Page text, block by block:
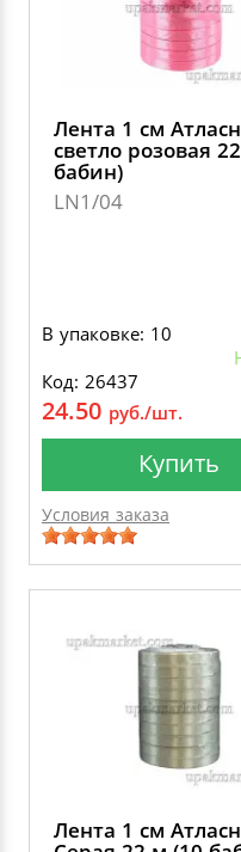
Лента 1 см
светло розовая
бабин)
LN1/04
В упаковке: 10
Код: 26437
24.50 руб./шт.
Купить
Условия заказа
Лента 1 см